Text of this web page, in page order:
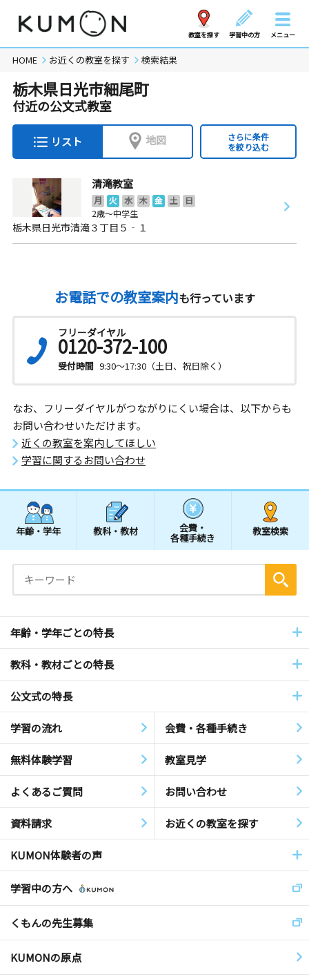
教室を探す 学習中の方 メニュー
HOME お近くの教室を探す 検索結果
栃木県日光市細尾町
付近の公文式教室
リスト 地図
さらに条件
を絞り込む
清滝教室
月 火 水 木 金 土
日
2歳～中学生
栃木県日光市清滝３丁目５‐１
お電話での教室案内も行っています
フリーダイヤル
0120-372-100
受付時間 9:30～17:30（土日、祝日除く）
なお、フリーダイヤルがつながりにくい場合は、以下からも
お問い合わせいただけます。
近くの教室を案内してほしい
学習に関するお問い合わせ
年齢・学年 教科・教材 会費・
各種手続き
教室検索
年齢・学年ごとの特長
教科・教材ごとの特長
公文式の特長
学習の流れ 会費・各種手続き
無料体験学習 教室見学
よくあるご質問 お問い合わせ
資料請求 お近くの教室を探す
KUMON体験者の声
学習中の方へ
くもんの先生募集
KUMONの原点